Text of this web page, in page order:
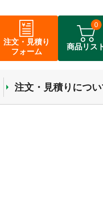
注文・見積り
フォーム
商品リス
0
注文・見積りにつ